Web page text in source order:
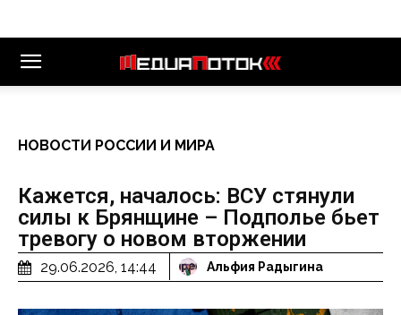
НОВОСТИ РОССИИ И МИРА
Кажется, началось: ВСУ стянули
силы к Брянщине – Подполье бьет
тревогу о новом вторжении
29.06.2026, 14:44 Альфия Радыгина